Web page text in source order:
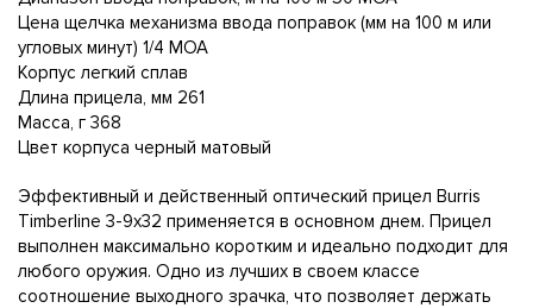
Цена щелчка механизма ввода поправок (мм на 100 м или
угловых минут) 1/4 МОА
Корпус легкий сплав
Длина прицела, мм 261
Масса, г 368
Цвет корпуса черный матовый
Эффективный и действенный оптический прицел Burris
Timberline 3-9x32 применяется в основном днем. Прицел
выполнен максимально коротким и идеально подходит для
любого оружия. Одно из лучших в своем классе
соотношение выходного зрачка, что позволяет держать